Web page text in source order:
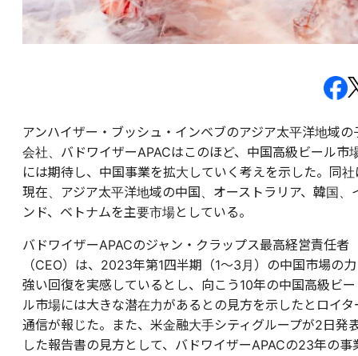
アンハイザー・ブッシュ・インベブのアジア太平洋地域の
会社、バドワイザーAPACはこのほど、中国高級ビール市
には期待し、中国事業を拡大していく考えを示した。同社
現在、アジア太平洋地域の中国、オーストラリア、韓国、
ンド、ベトナムを主要市場としている。
バドワイザーAPACのジャン・クラップス最高経営責任者
（CEO）は、2023年第1四半期（1～3月）の中国市場の力
強い回復を実感しているとし、向こう10年の中国高級ビー
ル市場には大きな潜在力があるとの見方を示したとロイタ
通信が報じた。また、米金融大手シティグループが2日発
した報告書の見方として、バドワイザーAPACの23年の事